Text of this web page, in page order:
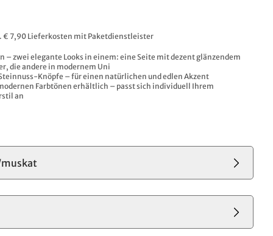
€ 7,90 Lieferkosten mit Paketdienstleister
– zwei elegante Looks in einem: eine Seite mit dezent glänzendem
die andere in modernem Uni
Knöpfe – für einen natürlichen und edlen Akzent
Farbtönen erhältlich – passt sich individuell Ihrem
an